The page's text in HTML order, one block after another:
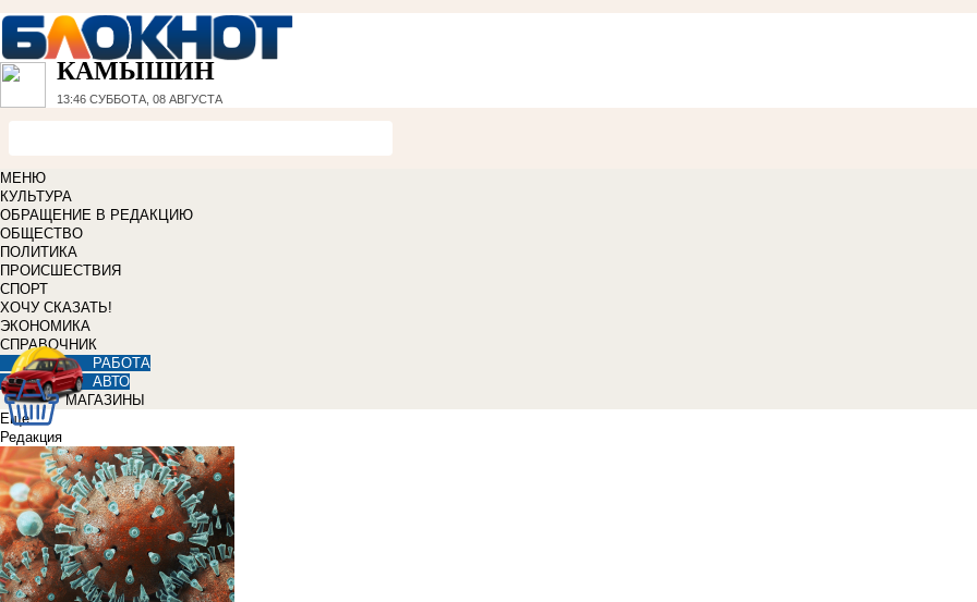
КАМЫШИН
13:46 СУББОТА, 08 АВГУСТА
МЕНЮ
КУЛЬТУРА
ОБРАЩЕНИЕ В РЕДАКЦИЮ
ОБЩЕСТВО
ПОЛИТИКА
ПРОИСШЕСТВИЯ
СПОРТ
ХОЧУ СКАЗАТЬ!
ЭКОНОМИКА
СПРАВОЧНИК
РАБОТА
АВТО
МАГАЗИНЫ
Еще
Редакция